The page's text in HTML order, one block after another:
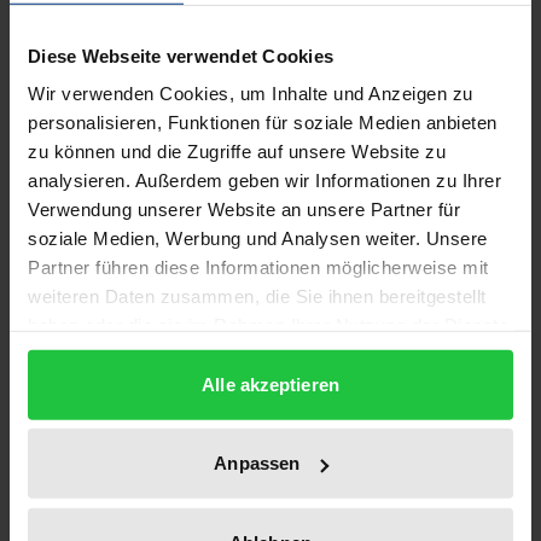
Diese Webseite verwendet Cookies
Wir verwenden Cookies, um Inhalte und Anzeigen zu
personalisieren, Funktionen für soziale Medien anbieten
zu können und die Zugriffe auf unsere Website zu
analysieren. Außerdem geben wir Informationen zu Ihrer
Verwendung unserer Website an unsere Partner für
soziale Medien, Werbung und Analysen weiter. Unsere
Partner führen diese Informationen möglicherweise mit
weiteren Daten zusammen, die Sie ihnen bereitgestellt
gesammelt haben.
Alle akzeptieren
Anpassen
Die Bedeutung des Arbeitszeitgesetzes
Der Preis dieses Titels richtet sich nach der